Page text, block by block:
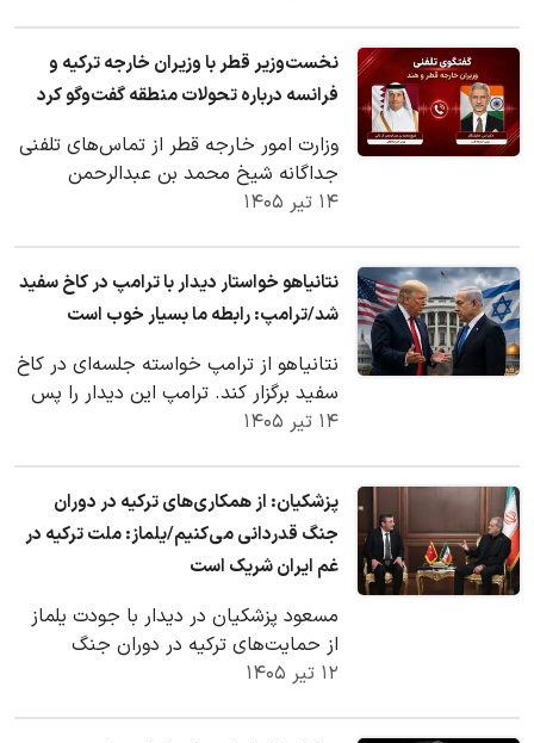
نخست‌وزیر قطر با وزیران خارجه ترکیه و
فرانسه درباره تحولات منطقه گفت‌وگو کرد
وزارت امور خارجه قطر از تماس‌های تلفنی
جداگانه شیخ محمد بن عبدالرحمن
آل‌ثانی، نخست‌وزیر و وزیر امور خارجه این
۱۴ تیر ۱۴۰۵
نتانیاهو خواستار دیدار با ترامپ در کاخ سفید
شد/ترامپ: رابطه ما بسیار خوب است
نتانیاهو از ترامپ خواسته جلسه‌ای در کاخ
سفید برگزار کند. ترامپ این دیدار را پس
از اجلاس ناتو در ترکیه محتمل دانست
۱۴ تیر ۱۴۰۵
پزشکیان: از همکاری‌های ترکیه در دوران
جنگ قدردانی می‌کنیم/یلماز: ملت ترکیه در
غم ایران شریک است
مسعود پزشکیان در دیدار با جودت یلماز
از حمایت‌های ترکیه در دوران جنگ
قدردانی کرد. معاون رئیس‌جمهور ترکیه
۱۲ تیر ۱۴۰۵